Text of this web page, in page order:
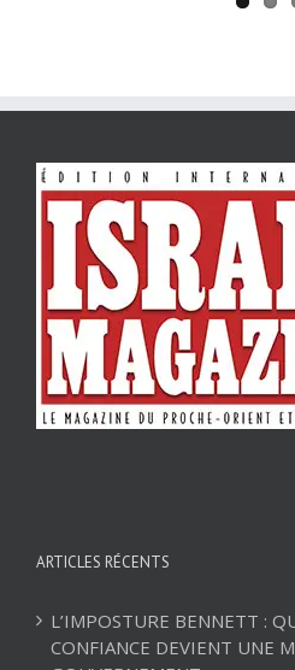
ARTICLES RÉCENTS
L’IMPOSTURE BENNETT :
CONFIANCE DEVIENT UNE